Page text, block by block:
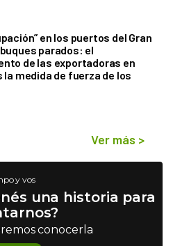
en los puertos del Gran
parados: el
de las exportadoras en
medida de fuerza de los
Ver más >
y vos
una historia para
conocerla